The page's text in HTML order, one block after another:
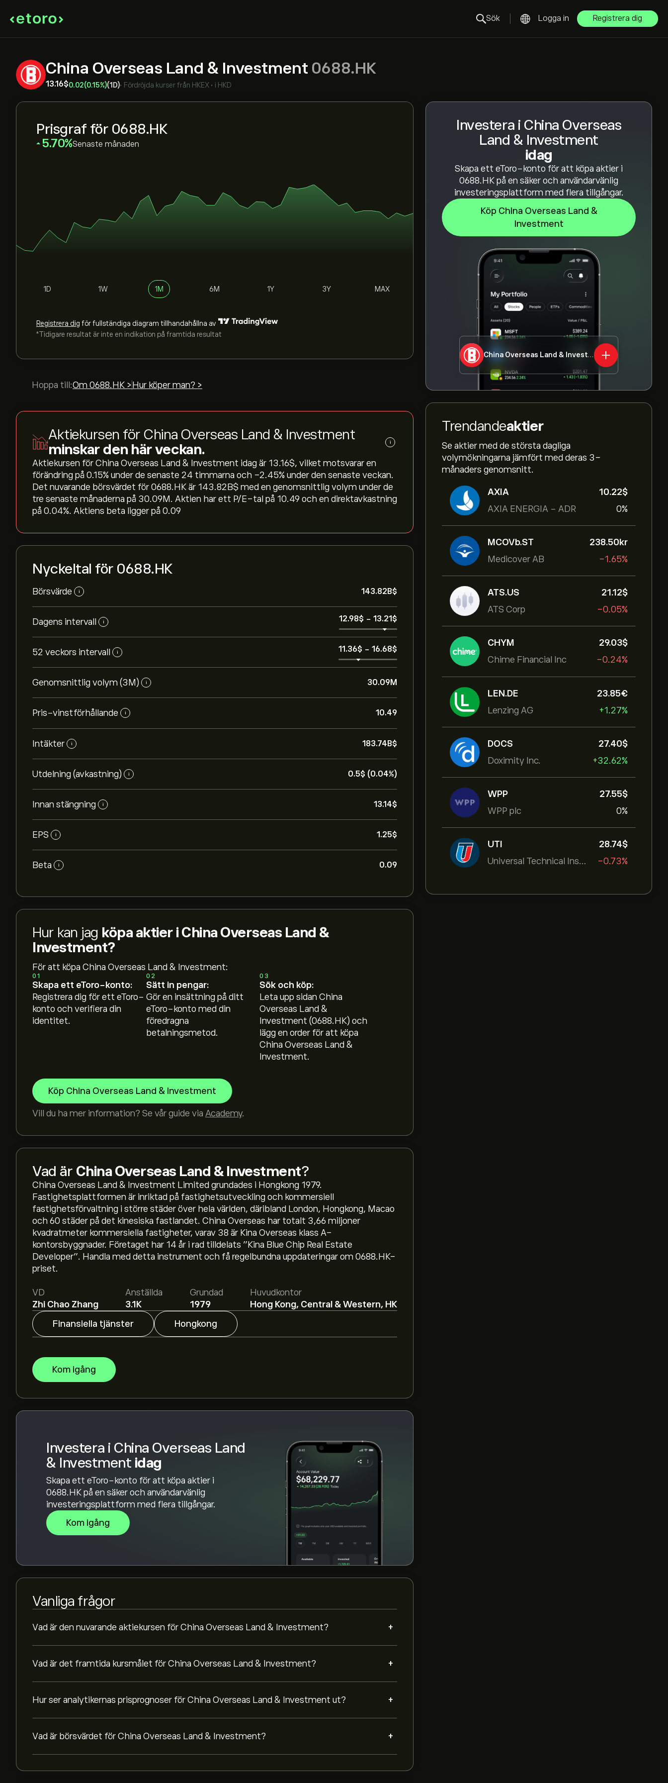
Sök Logga in Registrera dig
China Overseas Land & Investment 0688.HK
13.16‎$‎0.02(0.15%)(1D)• Fördröjda kurser från HKEX • i HKD
Investera i China Overseas
Land & Investment
idag
Skapa ett eToro-konto för att köpa aktier i
0688.HK på en säker och användarvänlig
investeringsplattform med flera tillgångar.
Köp China Overseas Land &
Investment
China Overseas Land & Investment 0688.HK
Trendandeaktier
Se aktier med de största dagliga
volymökningarna jämfört med deras 3-
månaders genomsnitt.
AXIA
AXIA ENERGIA - ADR
10.22‎$‎
0%
MCOVb.ST
Medicover AB
238.50‎kr‎
-1.65%
ATS.US
ATS Corp
21.12‎$‎
-0.05%
CHYM
Chime Financial Inc
29.03‎$‎
-0.24%
LEN.DE
Lenzing AG
23.85‎€‎
+1.27%
DOCS
Doximity Inc.
27.40‎$‎
+32.62%
WPP
WPP plc
27.55‎$‎
0%
UTI
Universal Technical Institut
28.74‎$‎
-0.73%
Prisgraf för 0688.HK
‎5.70‎ Senaste månaden
1D 1W 1M 6M 1Y 3Y MAX
Registrera dig för fullständiga diagram tillhandahållna av
*Tidigare resultat är inte en indikation på framtida resultat
Hoppa till:Om 0688.HK > Hur köper man? >
Aktiekursen för China Overseas Land & Investment
minskar den här veckan.
i
Aktiekursen för China Overseas Land & Investment idag är 13.16‎$‎, vilket motsvarar en
förändring på ‎0.15‎% under de senaste 24 timmarna och ‎-2.45‎% under den senaste veckan.
Det nuvarande börsvärdet för 0688.HK är 143.82B‎$‎ med en genomsnittlig volym under de
tre senaste månaderna på 30.09M. Aktien har ett P/E-tal på 10.49 och en direktavkastning
på 0.04%. Aktiens beta ligger på 0.09
Nyckeltal för 0688.HK
Börsvärde i 143.82B‎$‎
Dagens intervall i 12.98‎$‎ - 13.21‎$‎
52 veckors intervall i 11.36‎$‎ - 16.68‎$‎
Genomsnittlig volym (3M) i 30.09M
Pris-vinstförhållande i 10.49
Intäkter i 183.74B‎$‎
Utdelning (avkastning) i 0.5‎$‎ (0.04%)
Innan stängning i 13.14‎$‎
EPS i 1.25‎$‎
Beta i 0.09
Hur kan jag köpa aktier i China Overseas Land &
Investment?
För att köpa China Overseas Land & Investment:
01
Skapa ett eToro-konto:
Registrera dig för ett eToro-
konto och verifiera din
identitet.
02
Sätt in pengar:
Gör en insättning på ditt
eToro-konto med din
föredragna
betalningsmetod.
03
Sök och köp:
Leta upp sidan China
Overseas Land &
Investment (0688.HK) och
lägg en order för att köpa
China Overseas Land &
Investment.
Köp China Overseas Land & Investment
Vill du ha mer information? Se vår guide via Academy.
Vad är China Overseas Land & Investment?
China Overseas Land & Investment Limited grundades i Hongkong 1979.
Fastighetsplattformen är inriktad på fastighetsutveckling och kommersiell
fastighetsförvaltning i större städer över hela världen, däribland London, Hongkong, Macao
och 60 städer på det kinesiska fastlandet. China Overseas har totalt 3,66 miljoner
kvadratmeter kommersiella fastigheter, varav 38 är Kina Overseas klass A-
kontorsbyggnader. Företaget har 14 år i rad tilldelats ”Kina Blue Chip Real Estate
Developer”. Handla med detta instrument och få regelbundna uppdateringar om 0688.HK-
priset.
VD
Zhi Chao Zhang
Anställda
3.1K
Grundad
1979
Huvudkontor
Hong Kong, Central & Western, HK
Finansiella tjänster
Hongkong
Kom igång
Investera i China Overseas Land
& Investment idag
Skapa ett eToro-konto för att köpa aktier i
0688.HK på en säker och användarvänlig
investeringsplattform med flera tillgångar.
Kom igång
Vanliga frågor
Vad är den nuvarande aktiekursen för China Overseas Land & Investment? +
Aktiekursen live för 0688.HK är 13.16‎$‎.
Vad är det framtida kursmålet för China Overseas Land & Investment? +
Det genomsnittliga kursmålet för China Overseas Land & Investment är 13.16‎$‎.
aktieanalytiker.
Hur ser analytikernas prisprognoser för China Overseas Land & Investment ut? +
Aktieanalytiker erbjuder prisprognoser för China Overseas Land & Investment baserat på
marknadstrender, finansiella rapporter och förväntad tillväxt. Se den senaste prognosen för
framtida prisrörelser.
Vad är börsvärdet för China Overseas Land & Investment? +